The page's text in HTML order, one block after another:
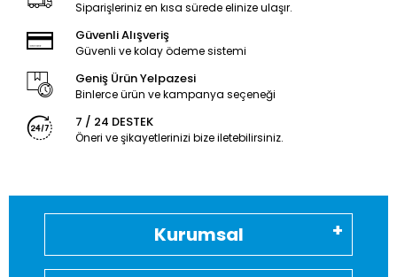
Siparişleriniz en kısa sürede elinize ulaşır.
Güvenli Alışveriş
Güvenli ve kolay ödeme sistemi
Geniş Ürün Yelpazesi
Binlerce ürün ve kampanya seçeneği
7 / 24 DESTEK
Öneri ve şikayetlerinizi bize iletebilirsiniz.
Kurumsal